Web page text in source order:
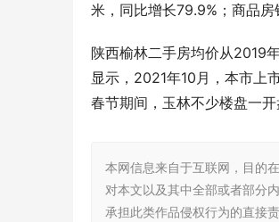
米，同比增长79.9%；商品房
陕西榆林二手房均价从2019
显示，2021年10月，本市上
春节期间，玉林不少楼盘一开
本网信息来自于互联网，目的
对本文以及其中全部或者部分
承担此类作品侵权行为的直接